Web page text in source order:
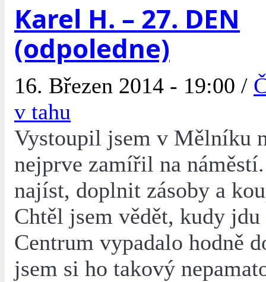
Karel H. – 27. DEN
(odpoledne)
16. Březen 2014 - 19:00 /
v tahu
Vystoupil jsem v Mělníku
nejprve zamířil na náměstí.
najíst, doplnit zásoby a
Chtěl jsem vědět, kudy
Centrum vypadalo hodně
jsem si ho takový